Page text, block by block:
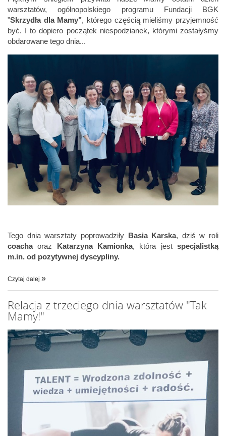
warsztatów, ogólnopolskiego programu Fundacji BGK
"Skrzydła dla Mamy", którego częścią mieliśmy przyjemność
być. I to dopiero początek niespodzianek, którymi zostałyśmy
obdarowane tego dnia...
Tego dnia warsztaty poprowadziłyBasia Karska, dziś w roli
coachaoraz Katarzyna Kamionka, która jestspecjalistką
m.in. od pozytywnej dyscypliny.
Czytaj dalej
Relacja z trzeciego dnia warsztatów "Tak
Mamy!"